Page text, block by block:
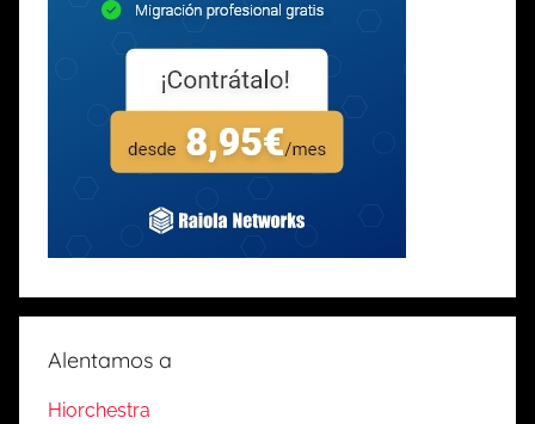
Alentamos a
Hiorchestra